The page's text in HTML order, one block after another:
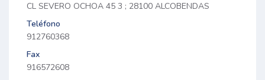
CL SEVERO OCHOA 45 3 ; 28100 ALCOBENDAS
Teléfono
912760368
Fax
916572608